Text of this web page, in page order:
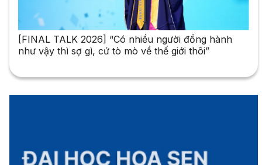
[FINAL TALK 2026] “Có nhiều người đồng hành
như vậy thì sợ gì, cứ tò mò về thế giới thôi”